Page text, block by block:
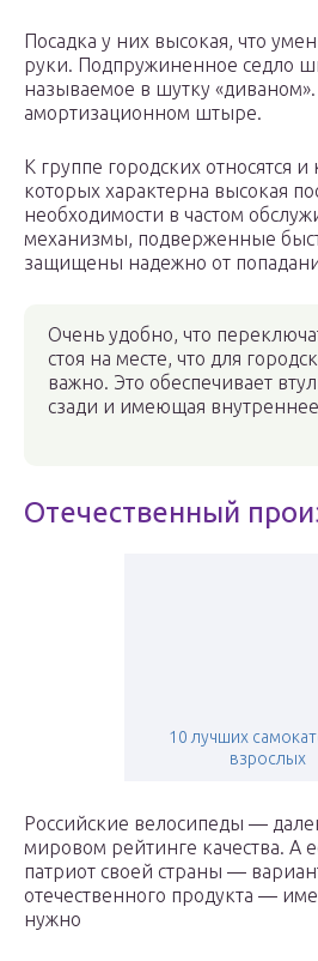
Посадка у них высокая, что
руки. Подпружиненное седло
называемое в шутку
амортизационном штыре.
К группе городских относятся
которых характерна высокая
необходимости в частом
механизмы, подверженные
защищены надежно от
Очень удобно, что
стоя на месте, что для
важно. Это обеспечивает
сзади и имеющая
Отечественный
10 лучших
взрослых
Российские велосипеды —
мировом рейтинге качества. А
патриот своей страны —
отечественного продукта —
нужно